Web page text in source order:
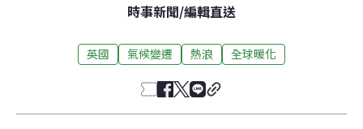
時事新聞/編輯直送
英國 氣候變遷 熱浪 全球暖化